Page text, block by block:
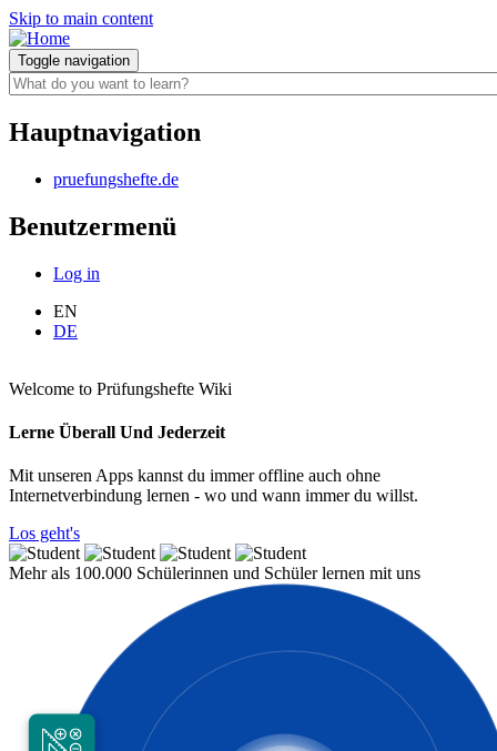
Skip to main content
Toggle navigation
Hauptnavigation
pruefungshefte.de
Benutzermenü
Log in
EN
DE
Welcome to Prüfungshefte Wiki
Lerne Überall Und Jederzeit
Mit unseren Apps kannst du immer offline auch ohne
Internetverbindung lernen - wo und wann immer du willst.
Los geht's
Mehr als 100.000 Schülerinnen und Schüler lernen mit uns